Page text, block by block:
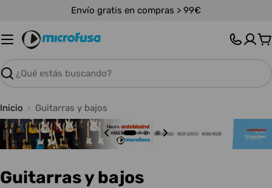
contenido
Envío gratis en compras > 99€
Buscar
Inicio Guitarras y bajos
C
Guitarras y bajos